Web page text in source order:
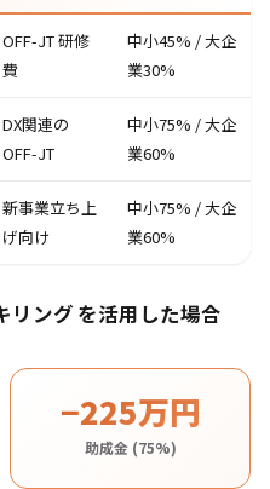
OFF-JT 研修
費
中小45% / 大企
業30%
DX関連の
OFF-JT
中小75% / 大企
業60%
新事業立ち上
げ向け
中小75% / 大企
業60%
リング を活用した場合
−225万円
助成金 (75%)